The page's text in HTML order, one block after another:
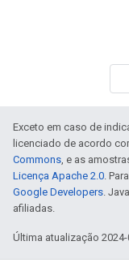
Exceto em caso de
licenciado de acordo
Commons, e as
Licença Apache 2.0.
Google Developers.
afiliadas.
Última atualização 2024-